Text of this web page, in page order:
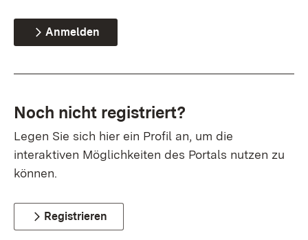
Anmelden
Noch nicht registriert?
Legen Sie sich hier ein Profil an, um die
interaktiven Möglichkeiten des Portals nutzen zu
können.
Registrieren